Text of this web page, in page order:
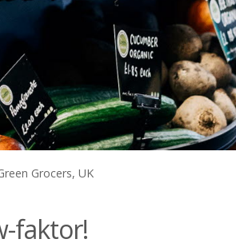
Grocers, UK
faktor!